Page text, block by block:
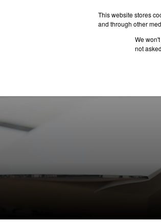
This website stores
and through other
We
not